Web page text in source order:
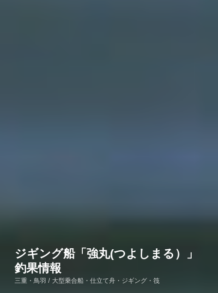
ジギング船「強丸(つよしまる）」
釣果情報
三重・鳥羽 / 大型乗合船・仕立て舟・ジギング・筏